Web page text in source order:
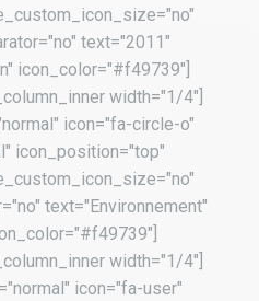
text="2011"
icon_color="#f49739"]
width="1/4"]
icon="fa-circle-o"
icon_position="top"
text="Environnement"
width="1/4"]
icon="fa-user"